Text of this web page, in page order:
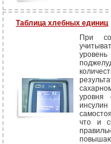
Таблица хлебных единиц
При
уровня
что и